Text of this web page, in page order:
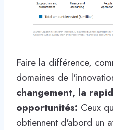
Faire la différence,
domaines de
changement, la
opportunités: Ceux
obtiennent d'abord un